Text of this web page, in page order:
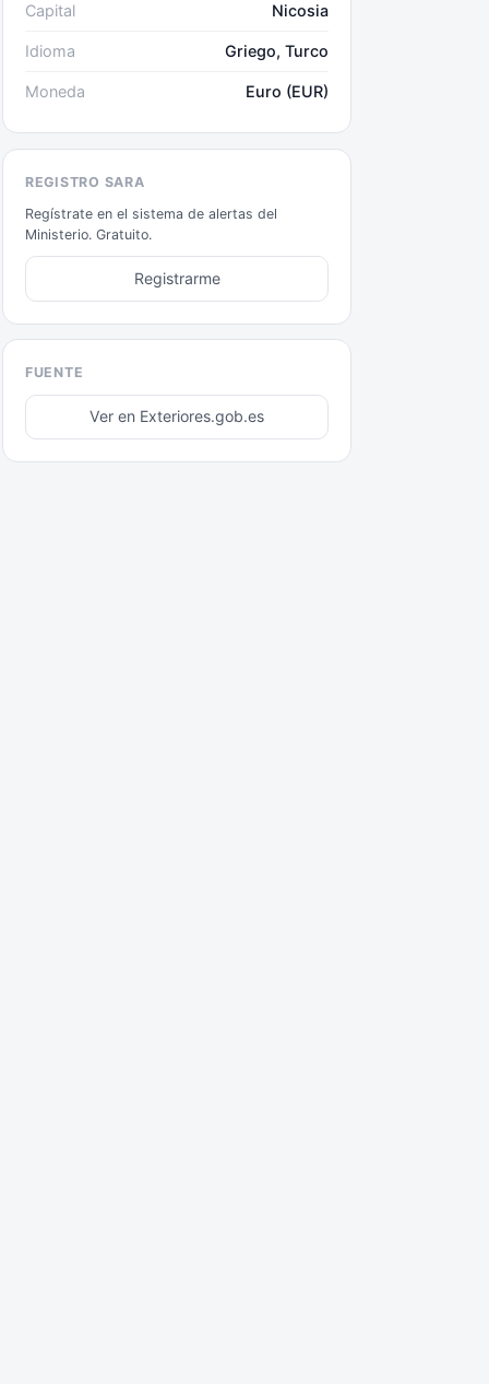
Capital Nicosia
Idioma Griego, Turco
Moneda Euro (EUR)
REGISTRO SARA
Regístrate en el sistema de alertas del
Ministerio. Gratuito.
Registrarme
FUENTE
Ver en Exteriores.gob.es